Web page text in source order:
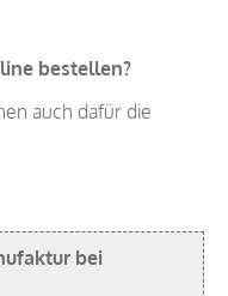
bestellen?
auch dafür die
bei